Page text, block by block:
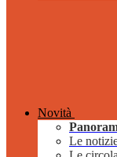
Novità
Le